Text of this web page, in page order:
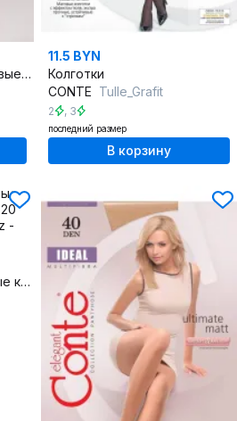
Коронирующие коричневые колготки из трикотажа с утяжками
11.5 BYN
Колготки
CONTE Tulle_Grafit
2 , 3
последний размер
В корзину
Круглогодичные бежевые колготки с утяжкой Slimfit 20 den